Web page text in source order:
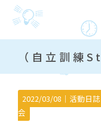
2022/03/08｜ 活動日誌
会